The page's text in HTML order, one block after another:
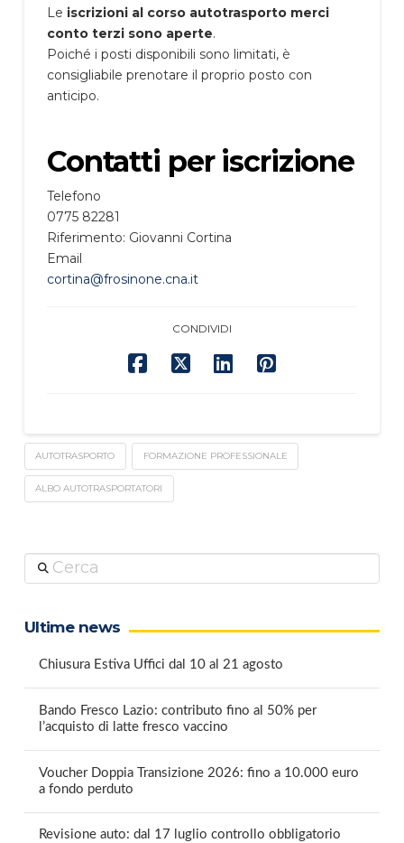
Le iscrizioni al corso autotrasporto merci
conto terzi sono aperte.
Poiché i posti disponibili sono limitati, è
consigliabile prenotare il proprio posto con
anticipo.
Contatti per iscrizione
Telefono
0775 82281
Riferimento: Giovanni Cortina
Email
cortina@frosinone.cna.it
CONDIVIDI
AUTOTRASPORTO FORMAZIONE PROFESSIONALE
ALBO AUTOTRASPORTATORI
Cerca
Ultime news
Chiusura Estiva Uffici dal 10 al 21 agosto
Bando Fresco Lazio: contributo fino al 50% per
l’acquisto di latte fresco vaccino
Voucher Doppia Transizione 2026: fino a 10.000 euro
a fondo perduto
Revisione auto: dal 17 luglio controllo obbligatorio